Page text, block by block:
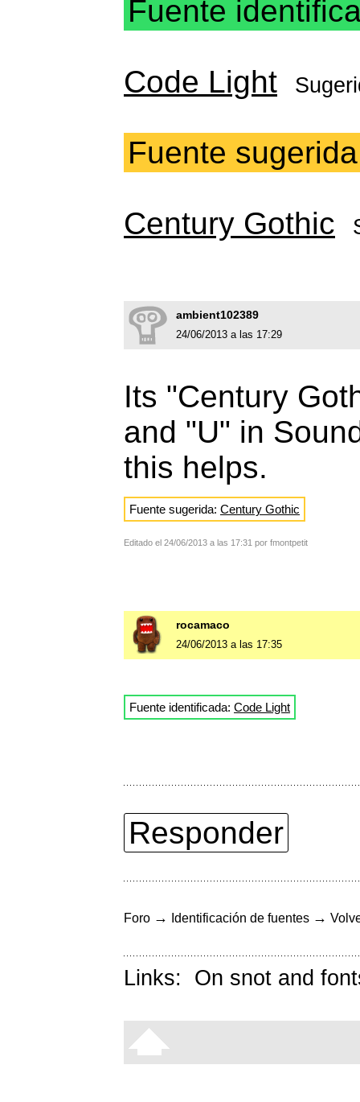
Fuente
Code Light
Fuente sugerida
Century Gothic
ambient102389
24/06/2013 a las 17:29
Its "Century
and "U" in
this helps.
Fuente sugerida: Century Gothic
Editado el 24/06/2013 a las 17:31 por fmontpetit
rocamaco
24/06/2013 a las 17:35
Fuente identificada: Code Light
Responder
Foro → Identificación de fuentes →
Links: On snot and